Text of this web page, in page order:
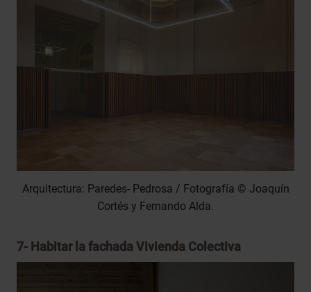
Arquitectura: Paredes- Pedrosa / Fotografía © Joaquín
Cortés y Fernando Alda.
7- Habitar la fachada Vivienda Colectiva